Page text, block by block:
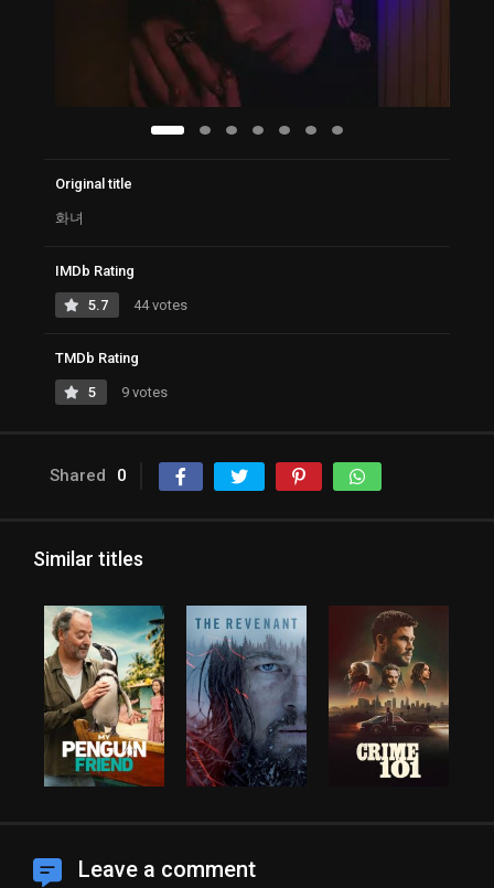
Original title
화녀
IMDb Rating
5.7 44 votes
TMDb Rating
5 9 votes
Shared 0
Similar titles
Leave a comment